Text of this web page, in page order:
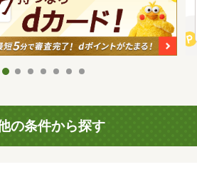
の条件から探す